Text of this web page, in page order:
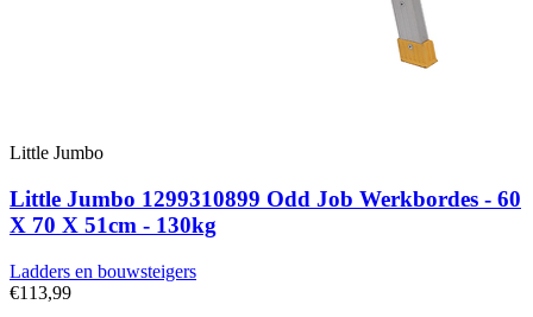
Little Jumbo
Little Jumbo 1299310899 Odd Job Werkbordes - 60
X 70 X 51cm - 130kg
Ladders en bouwsteigers
€113,99